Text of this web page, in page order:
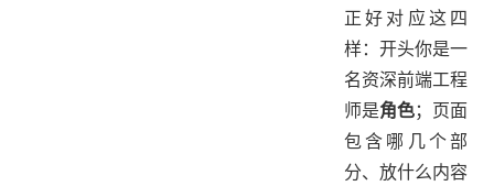
正好对应这四
样：开头你是一
名资深前端工程
师是角色；页面
包含哪几个部
分、放什么内容